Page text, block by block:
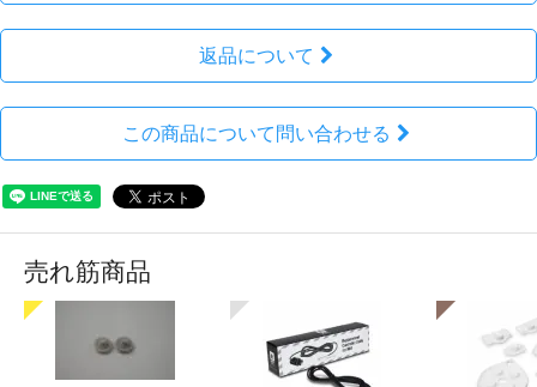
返品について
この商品について問い合わせる
売れ筋商品